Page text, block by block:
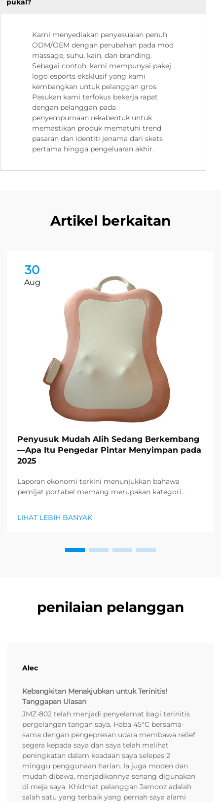
pukal?
Kami menyediakan penyesuaian penuh
ODM/OEM dengan perubahan pada mod
massage, suhu, kain, dan branding.
Sebagai contoh, kami mempunyai pakej
logo esports eksklusif yang kami
kembangkan untuk pelanggan gros.
Pasukan kami terfokus bekerja rapat
dengan pelanggan pada
penyempurnaan rekabentuk untuk
memastikan produk mematuhi trend
pasaran dan identiti jenama dari skets
pertama hingga pengeluaran akhir.
Artikel berkaitan
30
Aug
Penyusuk Mudah Alih Sedang Berkembang
—Apa Itu Pengedar Pintar Menyimpan pada
2025
Laporan ekonomi terkini menunjukkan bahawa
pemijat portabel memang merupakan kategori
relaksasi sedang muncul. Pengedar sudah
LIHAT LEBIH BANYAK
penilaian pelanggan
Alec
Kebangkitan Menakjubkan untuk Terinitis!
Tanggapan Ulasan
JMZ-802 telah menjadi penyelamat bagi terinitis
pergelangan tangan saya. Haba 45°C bersama-
sama dengan pengepresan udara membawa relief
segera kepada saya dan saya telah melihat
peningkatan dalam keadaan saya selepas 2
minggu penggunaan harian. Ia juga moden dan
mudah dibawa, menjadikannya senang digunakan
di meja saya. Khidmat pelanggan Jamooz adalah
salah satu yang terbaik yang pernah saya alami